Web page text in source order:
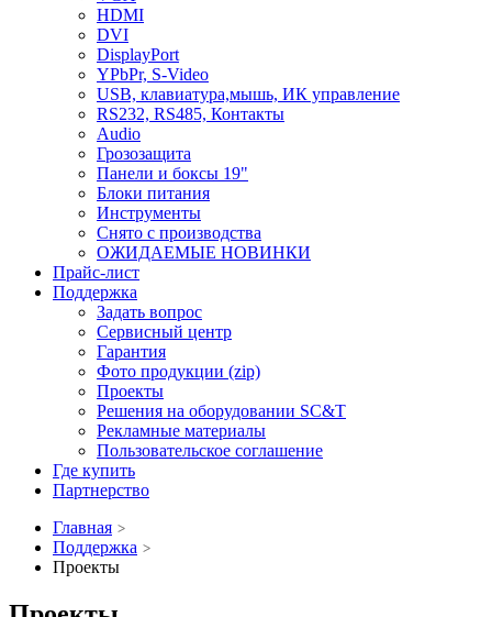
HDMI
DVI
DisplayPort
YPbPr, S-Video
USB, клавиатура,мышь, ИК управление
RS232, RS485, Контакты
Audio
Грозозащита
Панели и боксы 19"
Блоки питания
Инструменты
Снято с производства
ОЖИДАЕМЫЕ НОВИНКИ
Прайс-лист
Поддержка
Задать вопрос
Сервисный центр
Гарантия
Фото продукции (zip)
Проекты
Решения на оборудовании SC&T
Рекламные материалы
Пользовательское соглашение
Где купить
Партнерство
Главная
Поддержка
Проекты